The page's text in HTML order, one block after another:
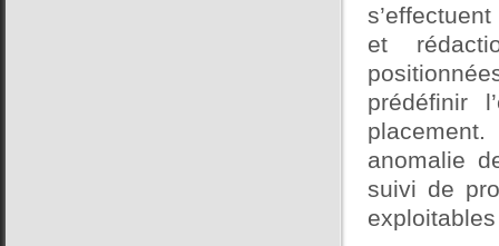
et
prédéfinir
anomalie
suivi de